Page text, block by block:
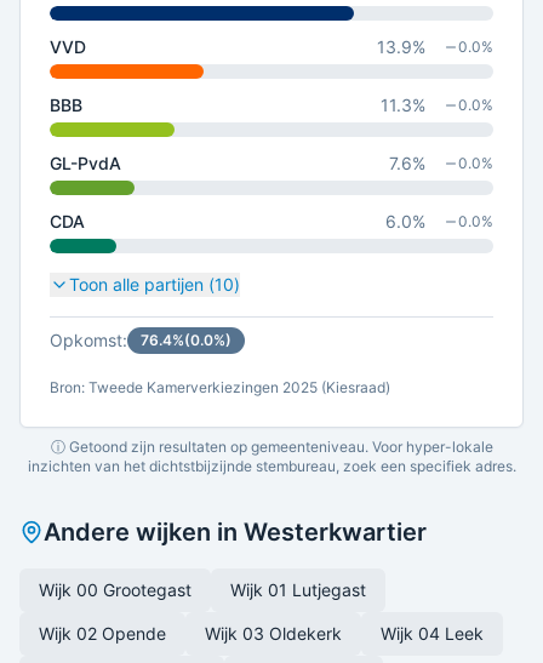
VVD 13.9% 0.0%
BBB 11.3% 0.0%
GL-PvdA 7.6% 0.0%
CDA 6.0% 0.0%
Toon alle partijen (10)
Opkomst: 76.4%(0.0%)
Bron: Tweede Kamerverkiezingen 2025 (Kiesraad)
ⓘ Getoond zijn resultaten op gemeenteniveau. Voor hyper-lokale
inzichten van het dichtstbijzijnde stembureau, zoek een specifiek adres.
Andere wijken in Westerkwartier
Wijk 00 Grootegast Wijk 01 Lutjegast
Wijk 02 Opende Wijk 03 Oldekerk Wijk 04 Leek